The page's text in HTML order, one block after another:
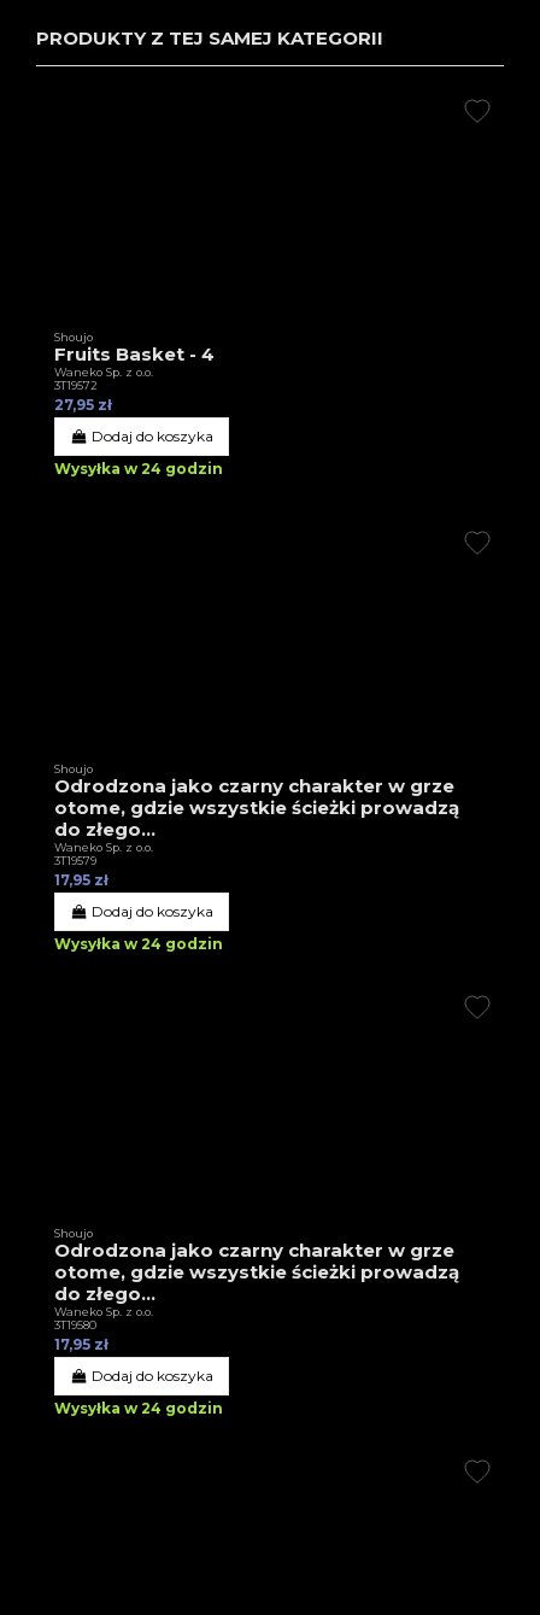
PRODUKTY Z TEJ SAMEJ KATEGORII
Shoujo
Fruits Basket - 4
Waneko Sp. z o.o.
3T19572
27,95 zł
Dodaj do koszyka
Wysyłka w 24 godzin
Shoujo
Odrodzona jako czarny charakter w grze
otome, gdzie wszystkie ścieżki prowadzą
do złego...
Waneko Sp. z o.o.
3T19579
17,95 zł
Dodaj do koszyka
Wysyłka w 24 godzin
Shoujo
Odrodzona jako czarny charakter w grze
otome, gdzie wszystkie ścieżki prowadzą
do złego...
Waneko Sp. z o.o.
3T19580
17,95 zł
Dodaj do koszyka
Wysyłka w 24 godzin